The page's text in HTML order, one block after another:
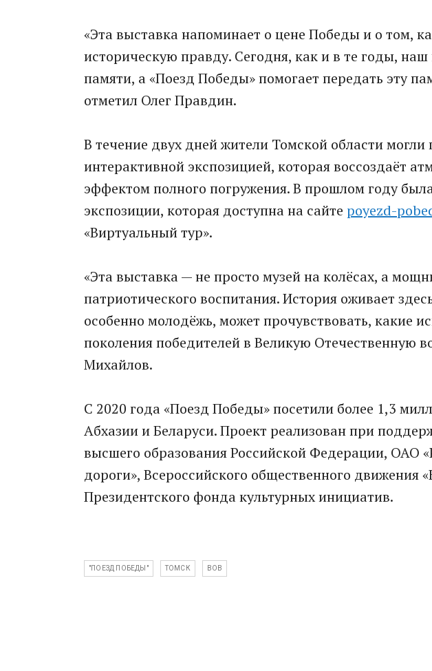
«Эта выставка напоминает о цене Победы и о том,
историческую правду. Сегодня, как и в те годы,
памяти, а «Поезд Победы» помогает передать эту
отметил Олег Правдин.
В течение двух дней жители Томской области могли
интерактивной экспозицией, которая воссоздаёт
эффектом полного погружения. В прошлом году
экспозиции, которая доступна на сайте poyezd-
«Виртуальный тур».
«Эта выставка — не просто музей на колёсах, а
патриотического воспитания. История оживает
особенно молодёжь, может прочувствовать, какие
поколения победителей в Великую Отечественную
Михайлов.
С 2020 года «Поезд Победы» посетили более 1,3
Абхазии и Беларуси. Проект реализован при
высшего образования Российской Федерации, ОАО
дороги», Всероссийского общественного движения
Президентского фонда культурных инициатив.
"ПОЕЗД ПОБЕДЫ" ТОМСК ВОВ